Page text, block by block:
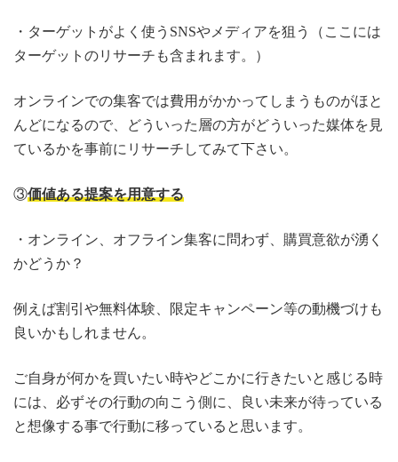
・ターゲットがよく使うSNSやメディアを狙う（ここには
ターゲットのリサーチも含まれます。）
オンラインでの集客では費用がかかってしまうものがほと
んどになるので、どういった層の方がどういった媒体を見
ているかを事前にリサーチしてみて下さい。
③価値ある提案を用意する
・オンライン、オフライン集客に問わず、購買意欲が湧く
かどうか？
例えば割引や無料体験、限定キャンペーン等の動機づけも
良いかもしれません。
ご自身が何かを買いたい時やどこかに行きたいと感じる時
には、必ずその行動の向こう側に、良い未来が待っている
と想像する事で行動に移っていると思います。